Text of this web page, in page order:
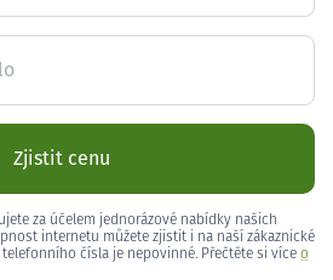
Zjistit cenu
za účelem jednorázové nabídky našich
internetu můžete zjistit i na naší zákaznické
čísla je nepovinné. Přečtěte si více o